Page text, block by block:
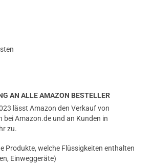
AN ALLE AMAZON BESTELLER
lässt Amazon den Verkauf von
Amazon.de und an Kunden in
zu.
Produkte, welche Flüssigkeiten enthalten
Einweggeräte)